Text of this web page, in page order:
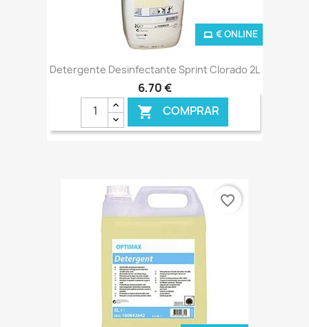
Detergente Desinfectante Sprint Clorado 2L
6,70 €
 COMPRAR
€ ONLINE
favorite_border